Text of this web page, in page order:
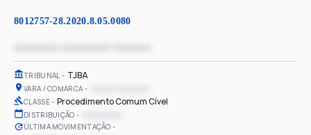
8012757-28.2020.8.05.0080
TRIBUNAL TJBA
VARA / COMARCA
CLASSE Procedimento Comum Cível
DISTRIBUIÇÃO
ÚLTIMA MOVIMENTAÇÃO